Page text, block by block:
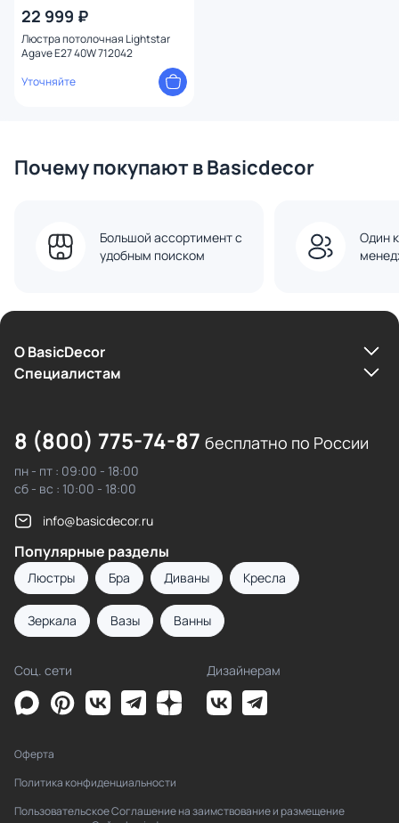
22 999 ₽
Люстра потолочная Lightstar
Agave E27 40W 712042
Уточняйте
Почему покупают в Basicdecor
Большой ассортимент с
удобным поиском
Один
О BasicDecor
Cпециалистам
8 (800) 775-74-87 бесплатно по России
пн - пт : 09:00 - 18:00
сб - вс : 10:00 - 18:00
info@basicdecor.ru
Популярные разделы
Люстры Бра Диваны Кресла
Зеркала Вазы Ванны
Соц. сети Дизайнерам
Оферта
Политика конфиденциальности
Пользовательское Соглашение на заимствование и размещение